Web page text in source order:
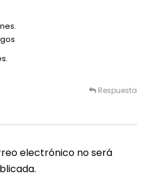
Respuesta
electrónico no será